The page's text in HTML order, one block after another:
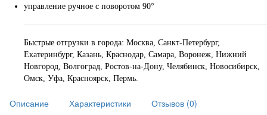
управление ручное с поворотом 90°
Быстрые отгрузки в города: Москва, Санкт-Петербург,
Екатеринбург, Казань, Краснодар, Самара, Воронеж, Нижний
Новгород, Волгоград, Ростов-на-Дону, Челябинск, Новосибирск,
Омск, Уфа, Красноярск, Пермь.
Описание Характеристики
Отзывов (0)